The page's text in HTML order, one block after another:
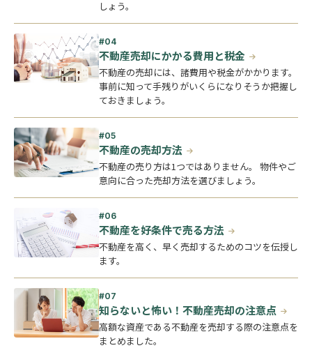
しょう。
不動産売却にかかる費用と税金
不動産の売却には、諸費用や税金がかかります。
事前に知って手残りがいくらになりそうか把握し
ておきましょう。
不動産の売却方法
不動産の売り方は1つではありません。 物件やご
意向に合った売却方法を選びましょう。
不動産を好条件で売る方法
不動産を高く、早く売却するためのコツを伝授し
ます。
知らないと怖い！不動産売却の注意点
高額な資産である不動産を売却する際の注意点を
まとめました。